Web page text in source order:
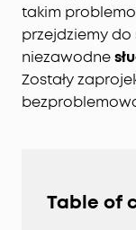
takim
przejdziemy do
niezawodne
Zostały
Table of